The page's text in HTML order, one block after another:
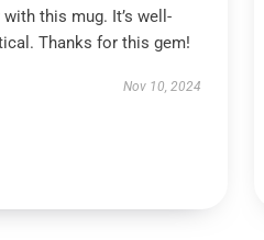
this mug. It’s well-
Thanks for this gem!
Nov 10, 2024